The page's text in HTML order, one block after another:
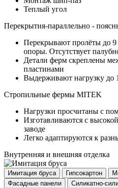
Теплый угол
Перекрытия-параллельно -
Перекрывают пролёты до 9
опоры. Отсутствует
Детали ферм скреплены
пластинами
Выдерживают нагрузку до
Стропильные фермы MITEK
Нагрузки просчитаны с
Изготавливаются с
заводе
Легко адаптируются к
Внутренняя и внешняя отделка
Имитация бруса Гипсокартон
Фасадные панели
Силикатно-